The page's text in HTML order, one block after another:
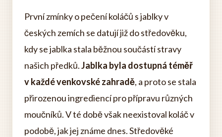
První zmínky o pečení koláčů s jablky v
českých zemích se datují již do středověku,
kdy se jablka stala běžnou součástí stravy
našich předků.Jablka byla dostupná téměř
v každé venkovské zahradě, a proto se stala
přirozenou ingrediencí pro přípravu různých
moučníků. V té době však neexistoval koláč v
podobě, jak jej známe dnes. Středověké